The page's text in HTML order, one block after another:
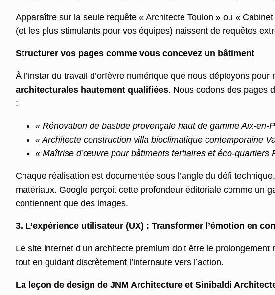
Apparaître sur la seule requête « Architecte Toulon » ou «
(et les plus stimulants pour vos équipes) naissent de requêtes
Structurer vos pages comme vous concevez un bâtiment
À l’instar du travail d’orfèvre numérique que nous déployons
architecturales hautement qualifiées. Nous codons des pages
:
« Rénovation de bastide provençale haut de gamme Aix-en-
« Architecte construction villa bioclimatique contemporaine
« Maîtrise d’œuvre pour bâtiments tertiaires et éco-quartiers
Chaque réalisation est documentée sous l’angle du défi
matériaux. Google perçoit cette profondeur éditoriale comme un
contiennent que des images.
3. L’expérience utilisateur (UX) : Transformer l’émotion en
Le site internet d’un architecte premium doit être le
tout en guidant discrètement l’internaute vers l’action.
La leçon de design de JNM Architecture et Sinibaldi